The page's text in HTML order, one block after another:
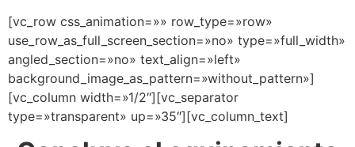
[vc_row css_animation=»» row_type=»row»
use_row_as_full_screen_section=»no» type=»full_width»
angled_section=»no» text_align=»left»
background_image_as_pattern=»without_pattern»]
[vc_column width=»1/2″][vc_separator
type=»transparent» up=»35″][vc_column_text]